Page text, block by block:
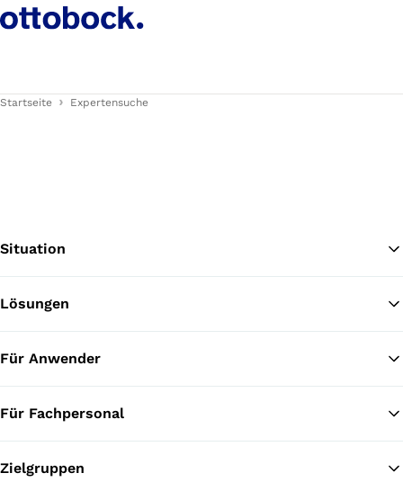
Startseite Expertensuche
Situation
Lösungen
Für Anwender
Für Fachpersonal
Zielgruppen